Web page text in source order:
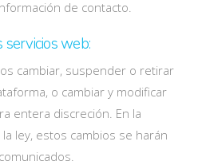
de contacto.
servicios web:
cambiar, suspender o retirar
o cambiar y modificar
entera discreción. En la
ley, estos cambios se harán